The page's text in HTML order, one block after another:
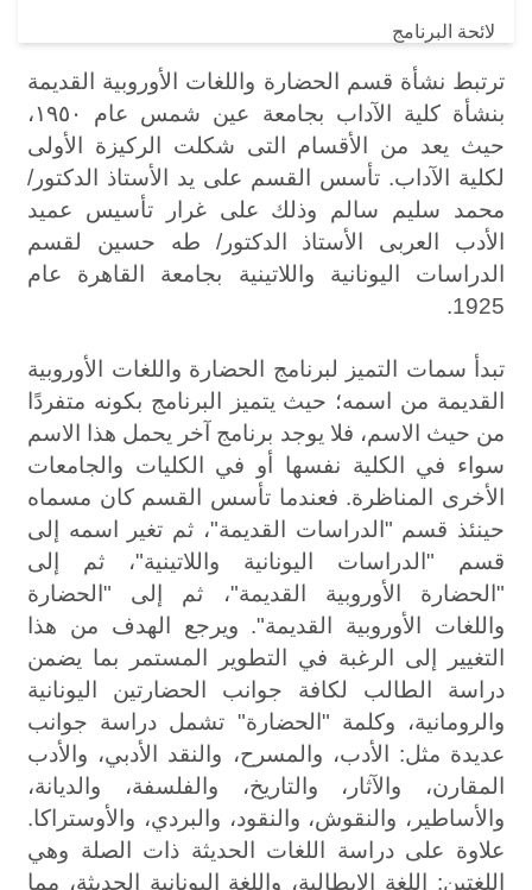
لائحة البرنامج
معايير اختيار منسق البرنامج ومهامه
مواصفات الخريج ومجالات سوق العمل
استراتيجية التعليم والتعلم لبرنامج الحضارة واللغات الأوروبية
القديمة
شروط القبول
آليات البرنامج لدعم الطلاب المتفوقين والمتعثرين والموهوبين
آلية جذب الوافدين
الأنشطة الطلابية
أوائل طلاب قسم الحضارة واللغات الأوروبية القديمة
الزيارات الميدانية
التعاون مع جهات ذات صلة بالبرنامج
التدريب الميداني
ورش العمل والدورات التدريبية
المتحف التعليمي
وسائل التواصل مع الطلاب والخريجين
الفيديو التعريفي للقسم
توصيف البرنامج
ترتبط نشأة قسم الحضارة واللغات الأوروبية القديمة
بنشأة كلية الآداب بجامعة عين شمس عام ١٩٥٠،
حيث يعد من الأقسام التى شكلت الركيزة الأولى
لكلية الآداب. تأسس القسم على يد الأستاذ الدكتور/
محمد سليم سالم وذلك على غرار تأسيس عميد
الأدب العربى الأستاذ الدكتور/ طه حسين لقسم
الدراسات اليونانية واللاتينية بجامعة القاهرة عام
1925.
تبدأ سمات التميز لبرنامج الحضارة واللغات الأوروبية
القديمة من اسمه؛ حيث يتميز البرنامج بكونه متفردًا
من حيث الاسم، فلا يوجد برنامج آخر يحمل هذا الاسم
سواء في الكلية نفسها أو في الكليات والجامعات
الأخرى المناظرة. فعندما تأسس القسم كان مسماه
حينئذ قسم "الدراسات القديمة"، ثم تغير اسمه إلى
قسم "الدراسات اليونانية واللاتينية"، ثم إلى
"الحضارة الأوروبية القديمة"، ثم إلى "الحضارة
واللغات الأوروبية القديمة". ويرجع الهدف من هذا
التغيير إلى الرغبة في التطوير المستمر بما يضمن
دراسة الطالب لكافة جوانب الحضارتين اليونانية
والرومانية، وكلمة "الحضارة" تشمل دراسة جوانب
عديدة مثل: الأدب، والمسرح، والنقد الأدبي، والأدب
المقارن، والآثار، والتاريخ، والفلسفة، والديانة،
والأساطير، والنقوش، والنقود، والبردي، والأوستراكا.
علاوة على دراسة اللغات الحديثة ذات الصلة وهي
اللغتين: اللغة الإيطالية، واللغة اليونانية الحديثة، مما